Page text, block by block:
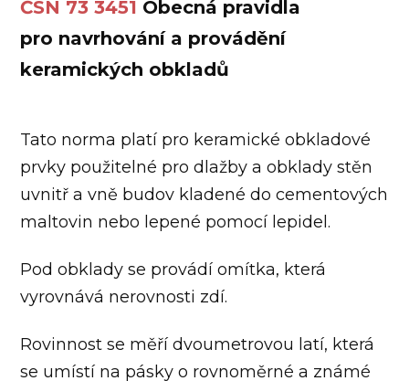
ČSN 73 3451 Obecná pravidla
pro navrhování a provádění
keramických obkladů
Tato norma platí pro keramické obkladové
prvky použitelné pro dlažby a obklady stěn
uvnitř a vně budov kladené do cementových
maltovin nebo lepené pomocí lepidel.
Pod obklady se provádí omítka, která
vyrovnává nerovnosti zdí.
Rovinnost se měří dvoumetrovou latí, která
se umístí na pásky o rovnoměrné a známé